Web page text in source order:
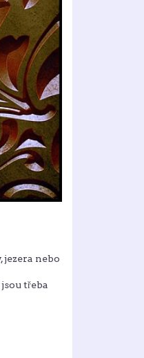
jezera nebo
třeba